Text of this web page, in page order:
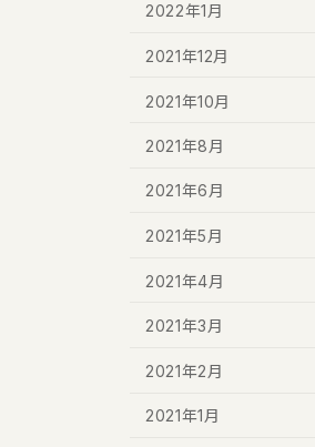
2022年1月
2021年12月
2021年10月
2021年8月
2021年6月
2021年5月
2021年4月
2021年3月
2021年2月
2021年1月